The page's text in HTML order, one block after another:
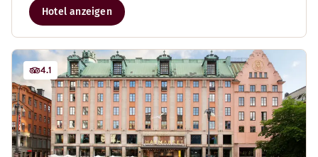
Hotel anzeigen
4.1